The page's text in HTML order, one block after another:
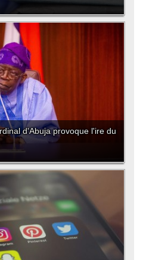
d'Abuja provoque l'ire du